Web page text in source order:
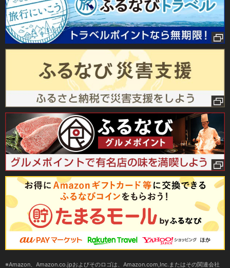
Amazon、Amazon.co.jpおよびそのロゴは、Amazon.com,Inc.またはその関連会社